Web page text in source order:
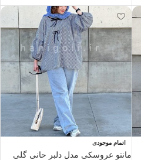
اتمام موجودی
مانتو عروسکی مدل دلبر حانی گلی